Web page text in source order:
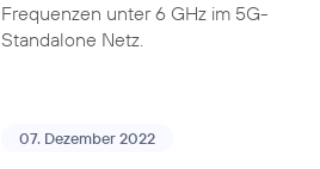
Frequenzen unter 6 GHz im 5G-
Standalone Netz.
07. Dezember 2022